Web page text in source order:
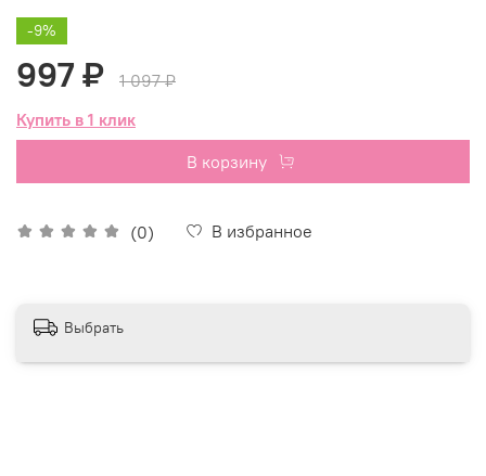
(0) В избранное
-9%
997 ₽
1 097 ₽
Купить в 1 клик
В корзину
Выбрать